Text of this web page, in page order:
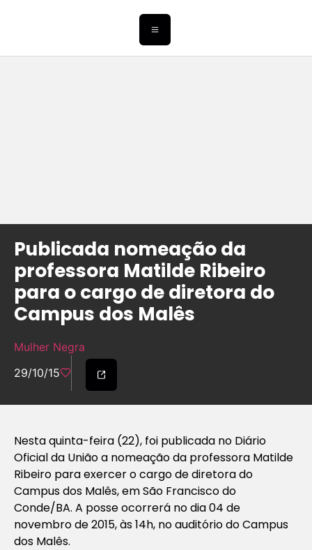
Publicada nomeação da
professora Matilde Ribeiro
para o cargo de diretora do
Campus dos Malês
Mulher Negra
29/10/15
Nesta quinta-feira (22), foi publicada no Diário
Oficial da União a nomeação da professora Matilde
Ribeiro para exercer o cargo de diretora do
Campus dos Malês, em São Francisco do
Conde/BA. A posse ocorrerá no dia 04 de
novembro de 2015, às 14h, no auditório do Campus
dos Malês.